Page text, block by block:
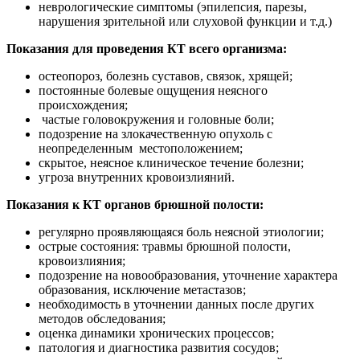
неврологические симптомы (эпилепсия, парезы,
нарушения зрительной или слуховой функции и т.д.)
Показания для проведения КТ всего организма:
остеопороз, болезнь суставов, связок, хрящей;
постоянные болевые ощущения неясного
происхождения;
частые головокружения и головные боли;
подозрение на злокачественную опухоль с
неопределенным местоположением;
скрытое, неясное клиническое течение болезни;
угроза внутренних кровоизлияний.
Показания к КТ органов брюшной полости:
регулярно проявляющаяся боль неясной этиологии;
острые состояния: травмы брюшной полости,
кровоизлияния;
подозрение на новообразования, уточнение характера
образования, исключение метастазов;
необходимость в уточнении данных после других
методов обследования;
оценка динамики хронических процессов;
патология и диагностика развития сосудов;